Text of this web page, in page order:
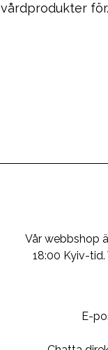
Vår webbshop
18:00 Kyiv-
E-